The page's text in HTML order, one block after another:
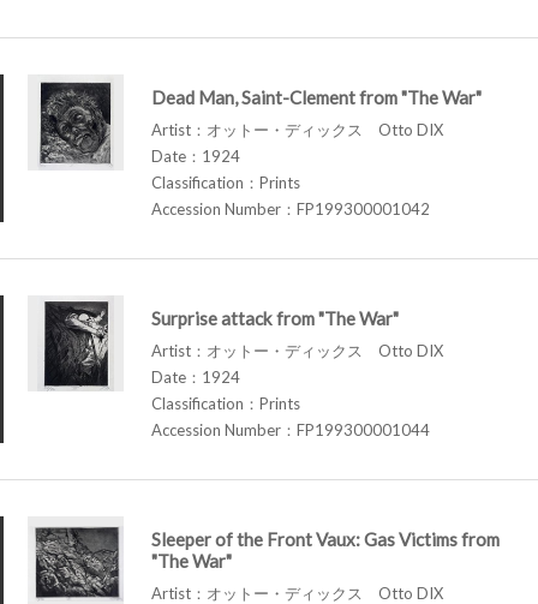
Dead Man, Saint-Clement from "The War"
Artist：オットー・ディックス Otto DIX
Date：1924
Classification：Prints
Accession Number：FP199300001042
Surprise attack from "The War"
Artist：オットー・ディックス Otto DIX
Date：1924
Classification：Prints
Accession Number：FP199300001044
Sleeper of the Front Vaux: Gas Victims from
"The War"
Artist：オットー・ディックス Otto DIX